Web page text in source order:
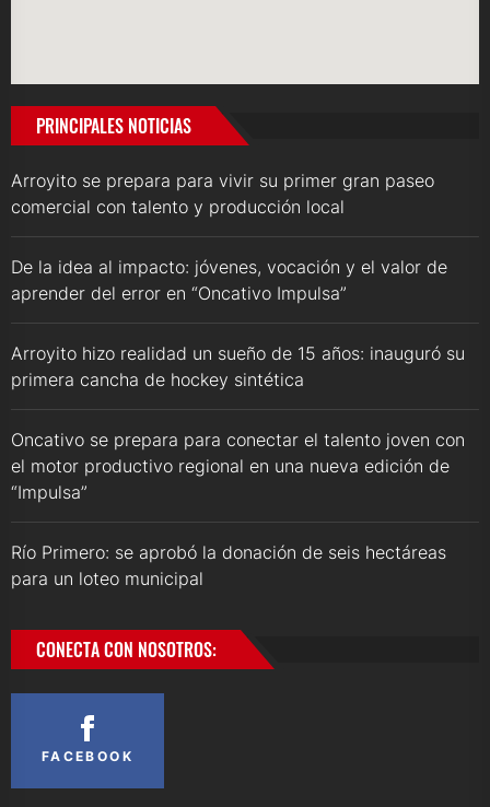
PRINCIPALES NOTICIAS
Arroyito se prepara para vivir su primer gran paseo
comercial con talento y producción local
De la idea al impacto: jóvenes, vocación y el valor de
aprender del error en “Oncativo Impulsa”
Arroyito hizo realidad un sueño de 15 años: inauguró su
primera cancha de hockey sintética
Oncativo se prepara para conectar el talento joven con
el motor productivo regional en una nueva edición de
“Impulsa”
Río Primero: se aprobó la donación de seis hectáreas
para un loteo municipal
CONECTA CON NOSOTROS:
FACEBOOK